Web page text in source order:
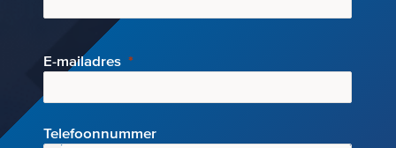
E-mailadres
Telefoonnummer